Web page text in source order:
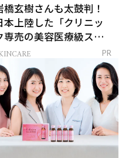
橋玄樹さんも太鼓判！
本上陸した「クリニッ
専売の美容医療級スキ
ケア」
PR